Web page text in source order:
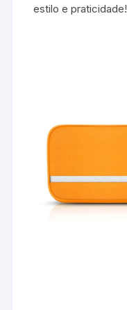
estilo e praticidade!